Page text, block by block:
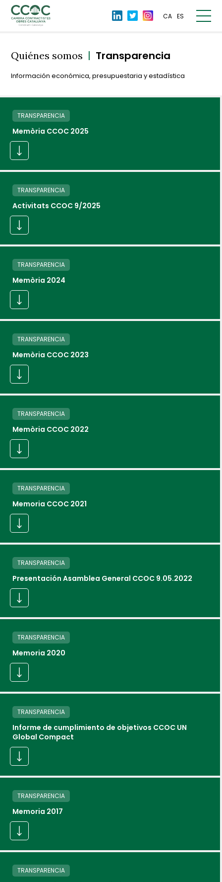
CA ES
Quiénes somos | Transparencia
Información económica, presupuestaria y estadística
TRANSPARENCIA
Memòria CCOC 2025
TRANSPARENCIA
Activitats CCOC 9/2025
TRANSPARENCIA
Memòria 2024
TRANSPARENCIA
Memòria CCOC 2023
TRANSPARENCIA
Memòria CCOC 2022
TRANSPARENCIA
Memoria CCOC 2021
TRANSPARENCIA
Presentación Asamblea General CCOC 9.05.2022
TRANSPARENCIA
Memoria 2020
TRANSPARENCIA
Informe de cumplimiento de objetivos CCOC UN
Global Compact
TRANSPARENCIA
Memoria 2017
TRANSPARENCIA